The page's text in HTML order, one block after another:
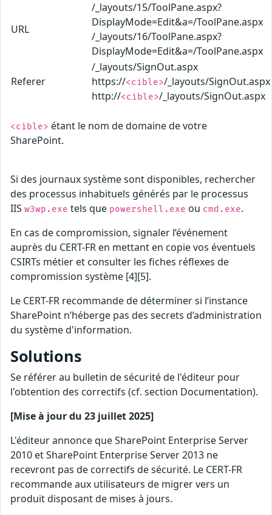
URL
/_layouts/15/ToolPane.aspx?
DisplayMode=Edit&a=/ToolPane.aspx
/_layouts/16/ToolPane.aspx?
DisplayMode=Edit&a=/ToolPane.aspx
Referer
/_layouts/SignOut.aspx
https://<cible>/_layouts/SignOut.aspx
http://<cible>/_layouts/SignOut.aspx
<cible> étant le nom de domaine de votre
SharePoint.
Si des journaux système sont disponibles, rechercher
des processus inhabituels générés par le processus
IIS w3wp.exe tels que powershell.exe ou cmd.exe.
En cas de compromission, signaler l’événement
auprès du CERT-FR en mettant en copie vos éventuels
CSIRTs métier et consulter les fiches réflexes de
compromission système [4][5].
Le CERT-FR recommande de déterminer si l’instance
SharePoint n’héberge pas des secrets d’administration
du système d'information.
Solutions
Se référer au bulletin de sécurité de l'éditeur pour
l'obtention des correctifs (cf. section Documentation).
[Mise à jour du 23 juillet 2025]
L'éditeur annonce que SharePoint Enterprise Server
2010 et SharePoint Enterprise Server 2013 ne
recevront pas de correctifs de sécurité. Le CERT-FR
recommande aux utilisateurs de migrer vers un
produit disposant de mises à jours.